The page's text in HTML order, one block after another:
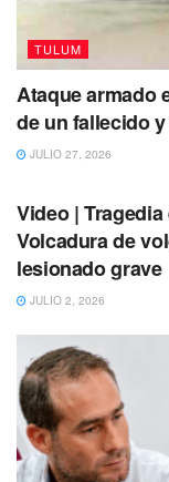
Precisó además
Ingenieros y
habitantes
acuerdo con
documento se
manera anticipada.
TULUM
Ataque armado
de un fallecido
JULIO 27, 2026
Video |
Volcadura de
lesionado grave
JULIO 2, 2026